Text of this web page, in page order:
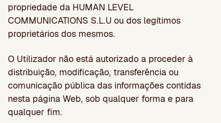
propriedade da HUMAN LEVEL
COMMUNICATIONS S.L.U ou dos legítimos
proprietários dos mesmos.
O Utilizador não está autorizado a proceder à
distribuição, modificação, transferência ou
comunicação pública das informações contidas
nesta página Web, sob qualquer forma e para
qualquer fim.